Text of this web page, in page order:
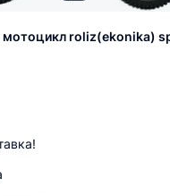
мотоцикл roliz(ekonika)